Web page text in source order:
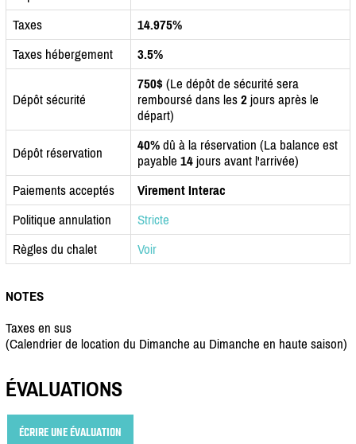
Taxes
14.975%
Taxes hébergement
3.5%
Dépôt sécurité
750$ (Le dépôt de sécurité sera
remboursé dans les 2 jours après le
départ)
Dépôt réservation 40% dû à la réservation (La balance est
payable 14 jours avant l'arrivée)
Paiements acceptés
Virement Interac
Politique annulation
Stricte
Règles du chalet
Voir
NOTES
Taxes en sus
(Calendrier de location du Dimanche au Dimanche en haute saison)
ÉVALUATIONS
ÉCRIRE UNE ÉVALUATION